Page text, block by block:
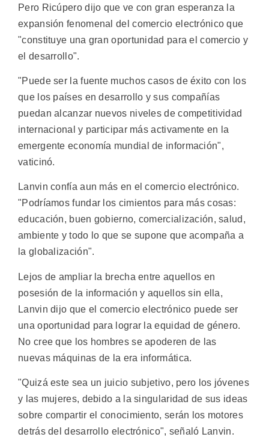
Pero Ricúpero dijo que ve con gran esperanza la
expansión fenomenal del comercio electrónico que
"constituye una gran oportunidad para el comercio y
el desarrollo".
"Puede ser la fuente muchos casos de éxito con los
que los países en desarrollo y sus compañías
puedan alcanzar nuevos niveles de competitividad
internacional y participar más activamente en la
emergente economía mundial de información",
vaticinó.
Lanvin confía aun más en el comercio electrónico.
"Podríamos fundar los cimientos para más cosas:
educación, buen gobierno, comercialización, salud,
ambiente y todo lo que se supone que acompaña a
la globalización".
Lejos de ampliar la brecha entre aquellos en
posesión de la información y aquellos sin ella,
Lanvin dijo que el comercio electrónico puede ser
una oportunidad para lograr la equidad de género.
No cree que los hombres se apoderen de las
nuevas máquinas de la era informática.
"Quizá este sea un juicio subjetivo, pero los jóvenes
y las mujeres, debido a la singularidad de sus ideas
sobre compartir el conocimiento, serán los motores
detrás del desarrollo electrónico", señaló Lanvin.